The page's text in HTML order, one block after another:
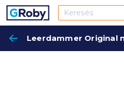
Leerdammer Original